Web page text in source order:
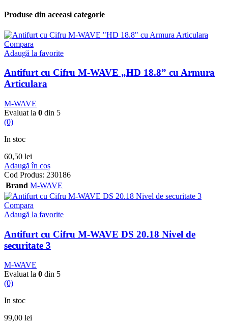
Produse din aceeasi categorie
Compara
Adaugă la favorite
Antifurt cu Cifru M-WAVE „HD 18.8” cu Armura
Articulara
M-WAVE
Evaluat la 0 din 5
(0)
In stoc
60,50 lei
Adaugă în coș
Cod Produs: 230186
Brand M-WAVE
Compara
Adaugă la favorite
Antifurt cu Cifru M-WAVE DS 20.18 Nivel de
securitate 3
M-WAVE
Evaluat la 0 din 5
(0)
In stoc
99,00 lei